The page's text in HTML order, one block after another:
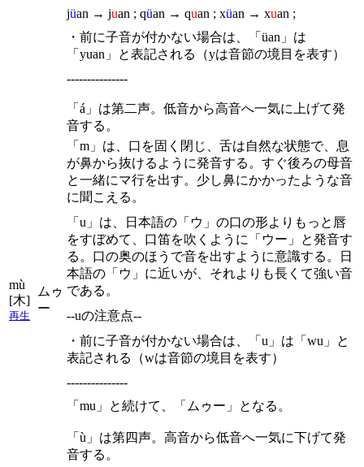
jüan → juan ; qüan → quan ; xüan → xuan ;
・前に子音が付かない場合は、「üan」は
「yuan」と表記される（yは音節の境目を表す）
---------------
「á」は第二声。低音から高音へ一気に上げて発
音する。
mù
[木]
再生
ムゥ
ー
「m」は、口を固く閉じ、舌は自然な状態で、息
が鼻から抜けるように発音する。すぐ後ろの母音
と一緒にマ行を出す。少し鼻にかかったような音
に聞こえる。
「u」は、日本語の「ウ」の口の形よりもっと唇
をすぼめて、口笛を吹くように「ウー」と発音す
る。口の奥のほうで音を出すように意識する。日
本語の「ウ」に近いが、それよりも長くて強い音
である。
--uの注意点--
・前に子音が付かない場合は、「u」は「wu」と
表記される（wは音節の境目を表す）
---------------
「mu」と続けて、「ムゥー」となる。
「ù」は第四声。高音から低音へ一気に下げて発
音する。